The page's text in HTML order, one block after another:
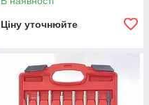
Ціну уточнюйте